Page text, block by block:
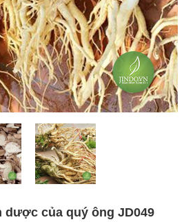
dược của quý ông JD049